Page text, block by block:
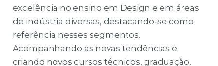
excelência no ensino em Design e em áreas
de indústria diversas, destacando-se como
referência nesses segmentos.
Acompanhando as novas tendências e
criando novos cursos técnicos, graduação,